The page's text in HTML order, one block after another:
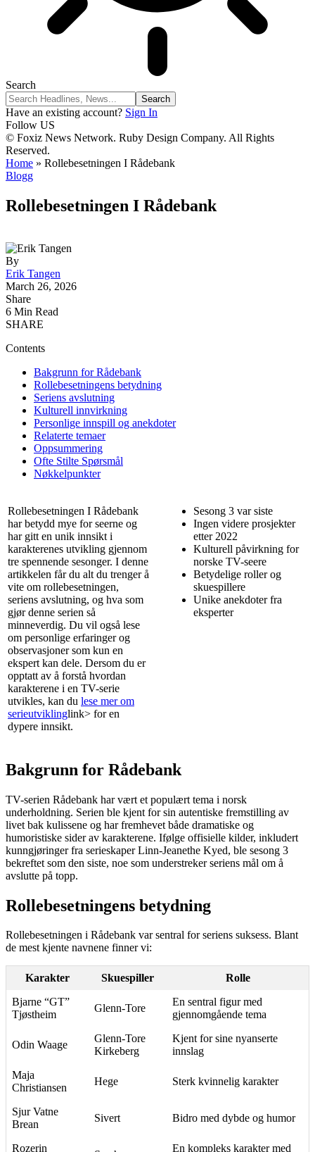
Search
Have an existing account? Sign In
Follow US
© Foxiz News Network. Ruby Design Company. All Rights
Reserved.
Home » Rollebesetningen I Rådebank
Blogg
Rollebesetningen I Rådebank
By
Erik Tangen
March 26, 2026
Share
6 Min Read
SHARE
Contents
Bakgrunn for Rådebank
Rollebesetningens betydning
Seriens avslutning
Kulturell innvirkning
Personlige innspill og anekdoter
Relaterte temaer
Oppsummering
Ofte Stilte Spørsmål
Nøkkelpunkter
Rollebesetningen I Rådebank
har betydd mye for seerne og
har gitt en unik innsikt i
karakterenes utvikling gjennom
tre spennende sesonger. I denne
artikkelen får du alt du trenger å
vite om rollebesetningen,
seriens avslutning, og hva som
gjør denne serien så
minneverdig. Du vil også lese
om personlige erfaringer og
observasjoner som kun en
ekspert kan dele. Dersom du er
opptatt av å forstå hvordan
karakterene i en TV-serie
utvikles, kan du lese mer om
serieutviklinglink> for en
dypere innsikt.
Sesong 3 var siste
Ingen videre prosjekter
etter 2022
Kulturell påvirkning for
norske TV-seere
Betydelige roller og
skuespillere
Unike anekdoter fra
eksperter
Bakgrunn for Rådebank
TV-serien Rådebank har vært et populært tema i norsk
underholdning. Serien ble kjent for sin autentiske fremstilling av
livet bak kulissene og har fremhevet både dramatiske og
humoristiske sider av karakterene. Ifølge offisielle kilder, inkludert
kunngjøringer fra serieskaper Linn-Jeanethe Kyed, ble sesong 3
bekreftet som den siste, noe som understreker seriens mål om å
avslutte på topp.
Rollebesetningens betydning
Rollebesetningen i Rådebank var sentral for seriens suksess. Blant
de mest kjente navnene finner vi:
Karakter Skuespiller
Rolle
Bjarne “GT”
Tjøstheim
Glenn-Tore
En sentral figur med
gjennomgående tema
Odin Waage
Glenn-Tore
Kirkeberg
Kjent for sine nyanserte
innslag
Maja
Christiansen
Hege Sterk kvinnelig karakter
Sjur Vatne
Brean
Sivert Bidro med dybde og humor
Rozerin En kompleks karakter med